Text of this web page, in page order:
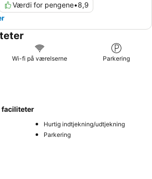
Værdi for pengene•8,9
Wi-fi på værelserne Parkering
faciliteter
Hurtig indtjekning/udtjekning
Parkering